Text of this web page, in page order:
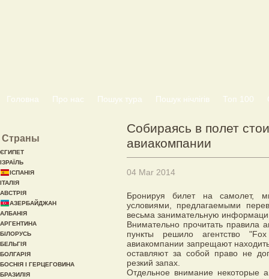
Головна Про нас Пошук тура Пошук нічлігів Топ 100
Собираясь в полет
авиакомпании
04 Mar 2014
Бронируя билет на самолет,
условиями, предлагаемыми
весьма занимательную
Внимательно прочитать правила
пункты решило агентство
авиакомпании запрещают
оставляют за собой право не
резкий запах.
Отдельное внимание некоторые
Страны
ЄГИПЕТ
ІЗРАЇЛЬ
ІСПАНІЯ
ІТАЛІЯ
АВСТРІЯ
АЗЕРБАЙДЖАН
АЛБАНІЯ
АРГЕНТИНА
БІЛОРУСЬ
БЕЛЬГІЯ
БОЛГАРІЯ
БОСНІЯ І ГЕРЦЕГОВИНА
БРАЗИЛІЯ